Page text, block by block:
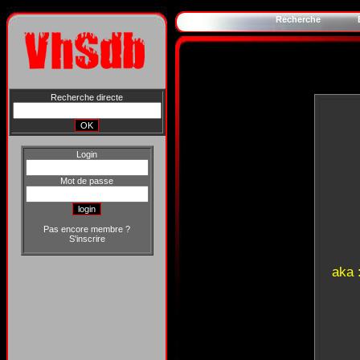
Recherche directe
Login
Mot de passe
Pas encore membre ?
S'inscrire
Recherche
aka